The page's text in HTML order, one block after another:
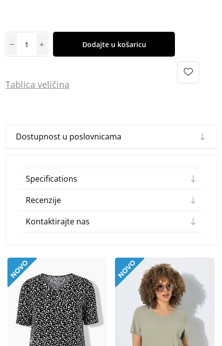
Dodajte u košaricu
Tablica veličina
Dostupnost u poslovnicama
Specifications
Recenzije
Kontaktirajte nas